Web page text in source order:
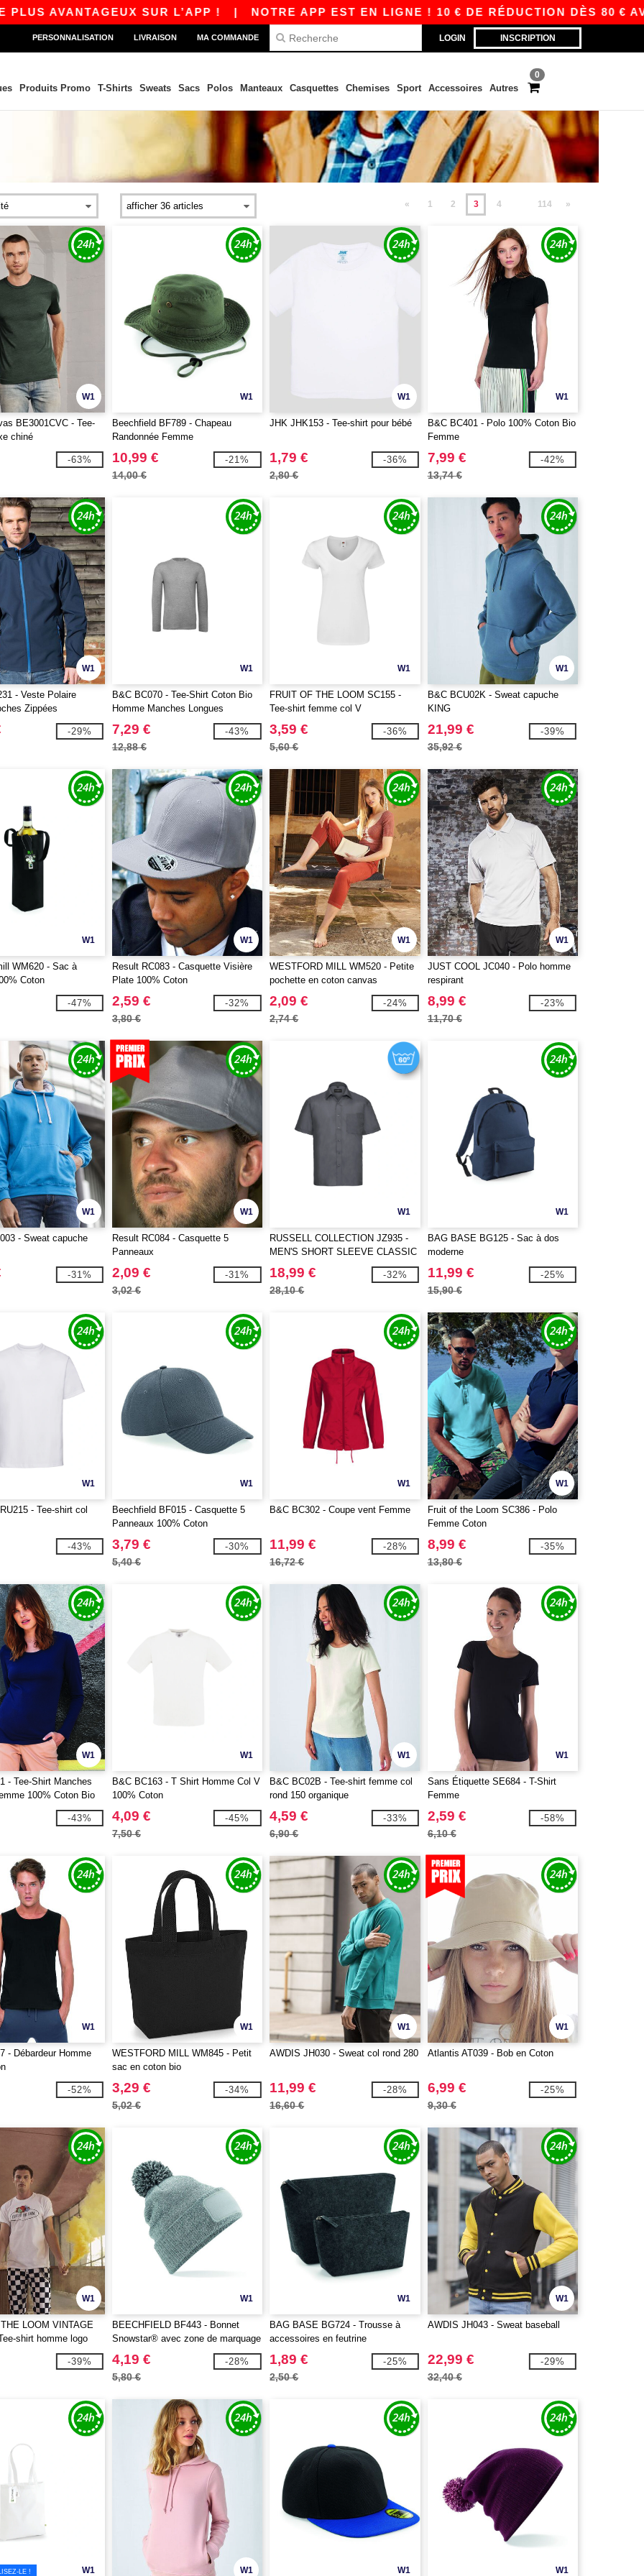
SUR L’APP ! |NOTRE APP EST EN LIGNE ! 10 € DE RÉDUCTION DÈS 80 € AVEC
LOGIN INSCRIPTION
PERSONNALISATION LIVRAISON MA COMMANDE
0
Produits Promo T-Shirts Sweats Sacs Polos Manteaux Casquettes Chemises Sport Accessoires Autres
« 1 2 3 4 114 »
W1
BE3001CVC - Tee-
chiné
-63%
W1
Beechfield BF789 - Chapeau
Randonnée Femme
10,99 €
14,00 €
-21%
W1
JHK JHK153 - Tee-shirt pour bébé
1,79 €
2,80 €
-36%
W1
B&C BC401 - Polo 100% Coton Bio
Femme
7,99 €
13,74 €
-42%
W1
- Veste Polaire
Zippées
-29%
W1
B&C BC070 - Tee-Shirt Coton Bio
Homme Manches Longues
7,29 €
12,88 €
-43%
W1
FRUIT OF THE LOOM SC155 -
Tee-shirt femme col V
3,59 €
5,60 €
-36%
W1
B&C BCU02K - Sweat capuche
KING
21,99 €
35,92 €
-39%
W1
WM620 - Sac à
Coton
-47%
W1
Result RC083 - Casquette Visière
Plate 100% Coton
2,59 €
3,80 €
-32%
W1
WESTFORD MILL WM520 - Petite
pochette en coton canvas
2,09 €
2,74 €
-24%
W1
JUST COOL JC040 - Polo homme
respirant
8,99 €
11,70 €
-23%
W1
- Sweat capuche
-31%
W1
Result RC084 - Casquette 5
Panneaux
2,09 €
3,02 €
-31%
W1
RUSSELL COLLECTION JZ935 -
MEN'S SHORT SLEEVE CLASSIC
POLYCOTTON POPLIN SHIRT
18,99 €
28,10 €
-32%
W1
BAG BASE BG125 - Sac à dos
moderne
11,99 €
15,90 €
-25%
W1
- Tee-shirt col
-43%
W1
Beechfield BF015 - Casquette 5
Panneaux 100% Coton
3,79 €
5,40 €
-30%
W1
B&C BC302 - Coupe vent Femme
11,99 €
16,72 €
-28%
W1
Fruit of the Loom SC386 - Polo
Femme Coton
8,99 €
13,80 €
-35%
W1
- Tee-Shirt Manches
100% Coton Bio
-43%
W1
B&C BC163 - T Shirt Homme Col V
100% Coton
4,09 €
7,50 €
-45%
W1
B&C BC02B - Tee-shirt femme col
rond 150 organique
4,59 €
6,90 €
-33%
W1
Sans Étiquette SE684 - T-Shirt
Femme
2,59 €
6,10 €
-58%
W1
- Débardeur Homme
-52%
W1
WESTFORD MILL WM845 - Petit
sac en coton bio
3,29 €
5,02 €
-34%
W1
AWDIS JH030 - Sweat col rond 280
11,99 €
16,60 €
-28%
W1
Atlantis AT039 - Bob en Coton
6,99 €
9,30 €
-25%
W1
LOOM VINTAGE
shirt homme logo
LOOM VINTAGE
-39%
W1
BEECHFIELD BF443 - Bonnet
Snowstar® avec zone de marquage
4,19 €
5,80 €
-28%
W1
BAG BASE BG724 - Trousse à
accessoires en feutrine
1,89 €
2,50 €
-25%
W1
AWDIS JH043 - Sweat baseball
22,99 €
32,40 €
-29%
W1
LE ! W1 W1 W1